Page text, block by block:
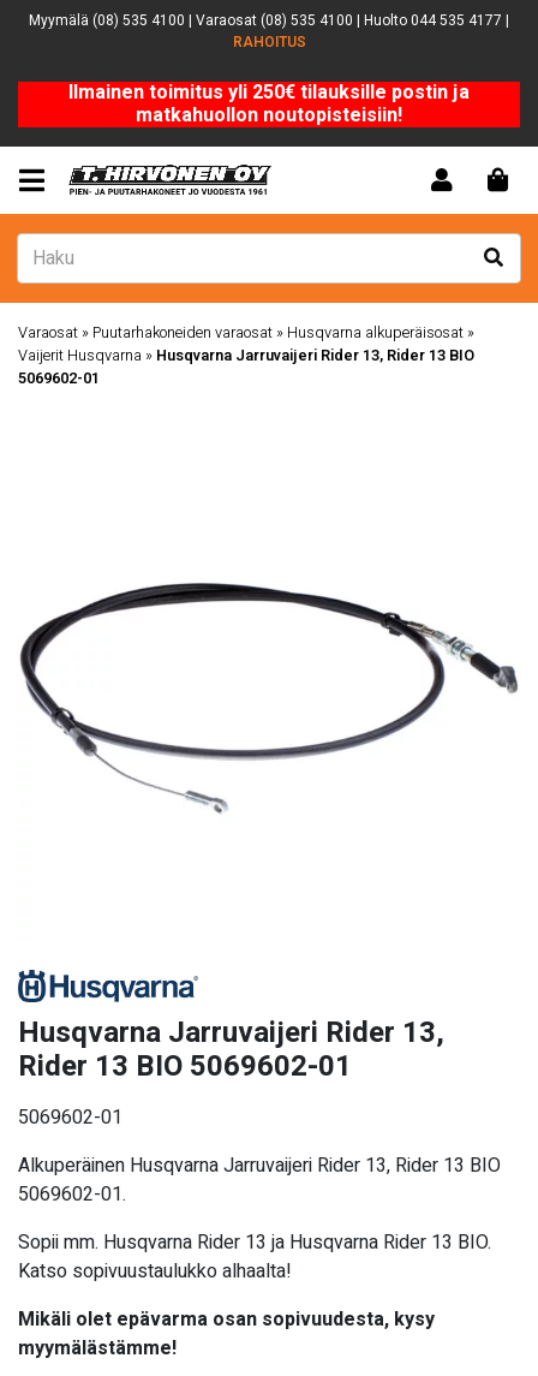
Myymälä (08) 535 4100 | Varaosat (08) 535 4100 | Huolto 044 535 4177 |
RAHOITUS
Ilmainen toimitus yli 250€ tilauksille postin ja
matkahuollon noutopisteisiin!
Varaosat » Puutarhakoneiden varaosat » Husqvarna alkuperäisosat »
Vaijerit Husqvarna » Husqvarna Jarruvaijeri Rider 13, Rider 13 BIO
5069602-01
Husqvarna Jarruvaijeri Rider 13,
Rider 13 BIO 5069602-01
5069602-01
Alkuperäinen Husqvarna Jarruvaijeri Rider 13, Rider 13 BIO
5069602-01.
Sopii mm. Husqvarna Rider 13 ja Husqvarna Rider 13 BIO.
Katso sopivuustaulukko alhaalta!
Mikäli olet epävarma osan sopivuudesta, kysy
myymälästämme!